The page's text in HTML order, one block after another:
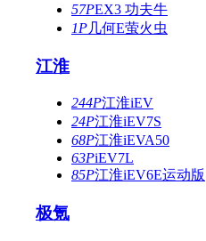
57PEX3 功夫牛
1P几何E萤火虫
江淮
244P江淮iEV
24P江淮iEV7S
68P江淮iEVA50
63PiEV7L
85P江淮iEV6E运动版
极氪